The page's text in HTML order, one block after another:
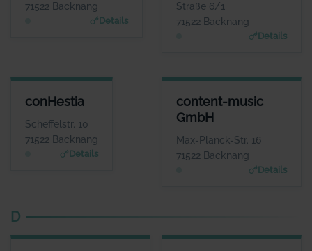
71522 Backnang
Details
www.compact-tresore.
de
Straße 6/1
71522 Backnang
Details
www.conesprit.de
conHestia
Scheffelstr. 10
71522 Backnang
Details
Herr Manfred
Wasserberg
www.conhestia.de
content-music
GmbH
Max-Planck-Str. 16
71522 Backnang
Details
CONTENT-MUSIC GMBH
ANSPRECHPARTNER
Herr Josh Kochhann
WEBSITE
www.content-music.de
D